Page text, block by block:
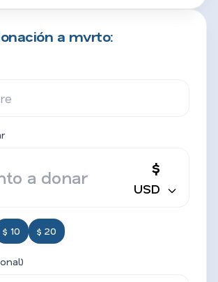
a mvrto:
$
USD
$ 10 $ 20